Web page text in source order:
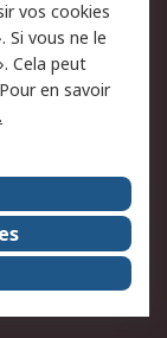
e-mails
générales
RS
chez RS
vos cookies
Si vous ne le
Cela peut
en savoir